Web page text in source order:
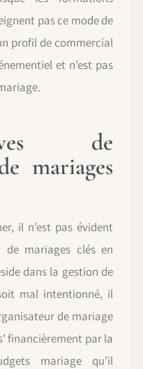
pas ce mode de
profil de commercial
et n’est pas
de
mariages
il n’est pas évident
de mariages clés en
dans la gestion de
mal intentionné, il
de mariage
financièrement par la
mariage qu’il